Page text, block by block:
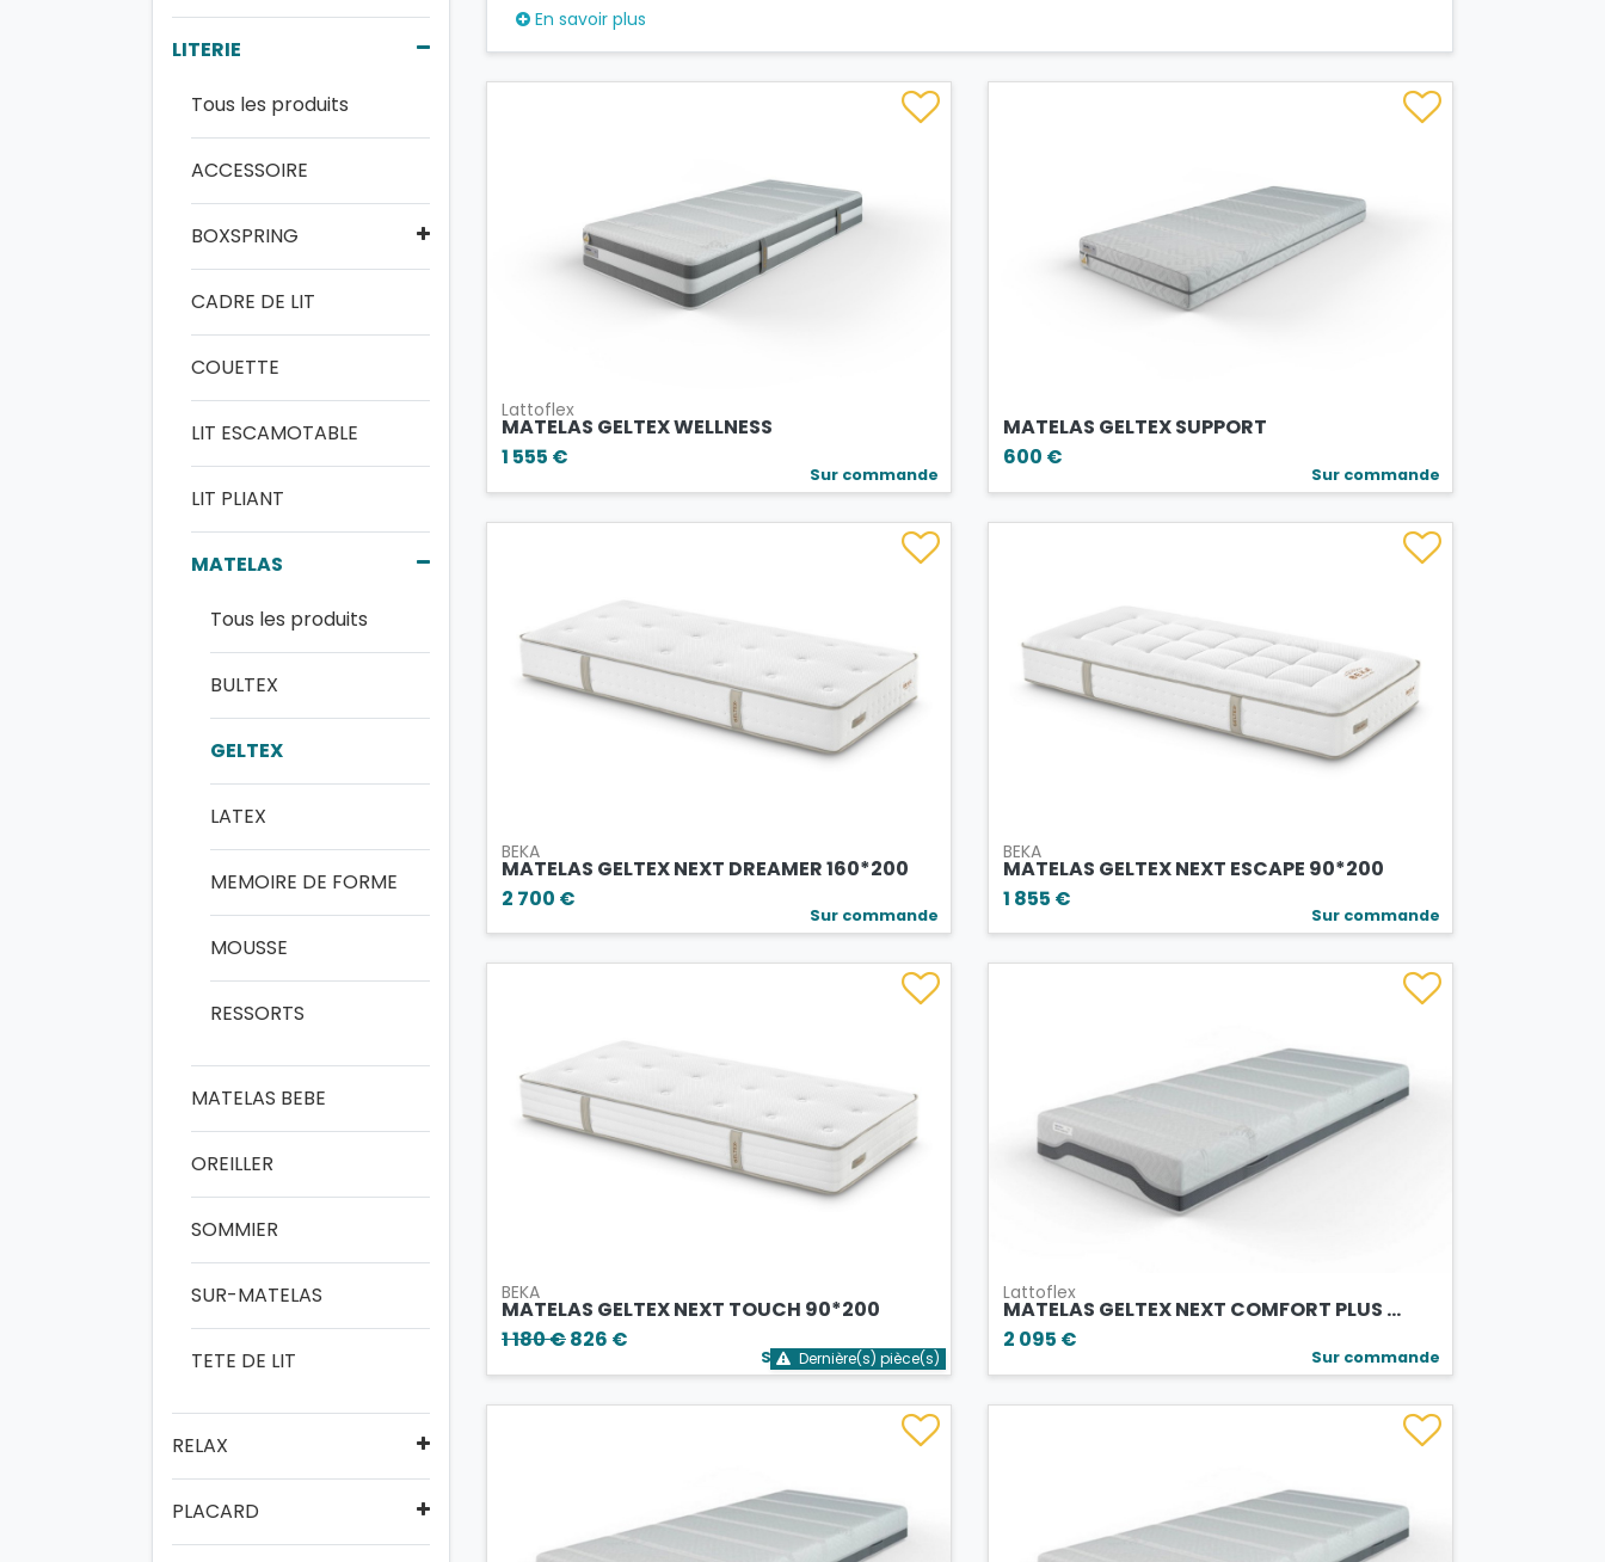
LITERIE
Tous les produits
ACCESSOIRE
BOXSPRING
CADRE DE LIT
COUETTE
LIT ESCAMOTABLE
LIT PLIANT
MATELAS
Tous les produits
BULTEX
GELTEX
LATEX
MEMOIRE DE FORME
MOUSSE
RESSORTS
MATELAS BEBE
OREILLER
SOMMIER
SUR-MATELAS
TETE DE LIT
RELAX
PLACARD
En savoir plus
Lattoflex
MATELAS GELTEX WELLNESS
1 555 €
Sur commande
MATELAS GELTEX SUPPORT
600 €
Sur commande
BEKA
MATELAS GELTEX NEXT DREAMER 160*200
2 700 €
Sur commande
BEKA
MATELAS GELTEX NEXT ESCAPE 90*200
1 855 €
Sur commande
BEKA
MATELAS GELTEX NEXT TOUCH 90*200
1 180 €826 €
Stock bientôt épuisé
Dernière(s) pièce(s)
Lattoflex
MATELAS GELTEX NEXT COMFORT PLUS ...
2 095 €
Sur commande